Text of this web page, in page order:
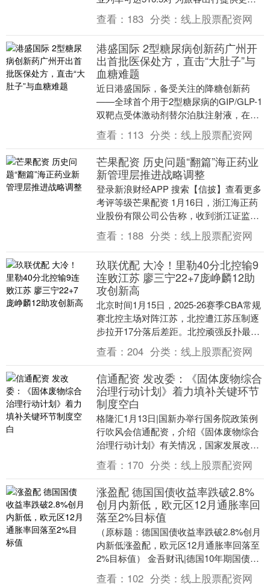
高效、便捷的体验 速来了解 启盈策略 ....
查看： 183 分类： 线上股票配资网
港盛国际 2型糖尿病创新药广州开
出首批医保处方，直击“大肚子”与
血糖难题
近日港盛国际，备受关注的降糖创新药
——全球首个用于2型糖尿病的GIP/GLP-1
双靶点受体激动剂替尔泊肽注射液，在广
州市暨南大学附属第一医院内分泌代谢科
开出了首....
查看： 113 分类： 线上股票配资网
芒果配资 历史问题“翻篇”海正药业
新管理层推进战略调整
登录新浪财经APP 搜索【信披】查看更多
考评等级芒果配资 1月16日，浙江海正药
业股份有限公司公告称，收到浙江证监局
出具的警示函。警示函指出，公司对2021
年至....
查看： 188 分类： 线上股票配资网
玖联优配 大冷！里勒40分北控输9
连败江苏 廖三宁22+7庞峥麟12助
攻创新高
北京时间1月15日，2025-26赛季CBA常规
赛北控主场对阵江苏，北控遭江苏压制逐
步拉开17分落后差距。北控顽强反扑最后
时刻不断迫近比分，北控依然是功亏一
篑，....
查看： 204 分类： 线上股票配资网
信通配资 发改委：《固体废物综合
治理行动计划》着力填补关键环节
制度空白
格隆汇1月13日|国新办举行国务院政策例
行吹风会信通配资，介绍《固体废物综合
治理行动计划》有关情况，国家发展改革
委副主任周海兵表示，《行动计划》突出
问题导向，在....
查看： 170 分类： 线上股票配资网
涨盈配 德国国债收益率跌破2.8%
创月内新低，欧元区12月通胀率回
落至2%目标值
（原标题：德国国债收益率跌破2.8%创月
内新低涨盈配，欧元区12月通胀率回落至
2%目标值） 金吾财讯|德国10年期国债收
益率跌破2.8%关口，创12月初以来最低....
查看： 102 分类： 线上股票配资网